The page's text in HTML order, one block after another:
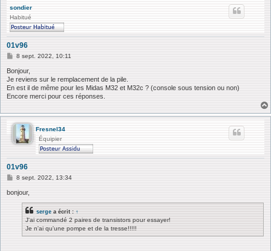
sondier
Habitué
01v96
M
s
s
g
e
8 sept. 2022, 10:11
Bonjour,
Je reviens sur le remplacement de la pile.
En est il de même pour les Midas M32 et M32c ? (console sous tension ou non)
Encore merci pour ces réponses.
Fresnel34
Équipier
01v96
M
s
8 sept. 2022, 13:34
bonjour,
serge a écrit : ↑
J'ai commandé 2 paires de transistors pour essayer!
Je n'ai qu'une pompe et de la tresse!!!!!